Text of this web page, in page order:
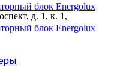
д. 1, к. 1,
блок Energolux
блок Energolux